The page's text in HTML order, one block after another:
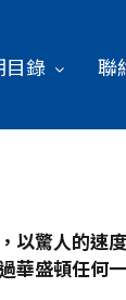
目錄 聯
以驚人的速
華盛頓任何